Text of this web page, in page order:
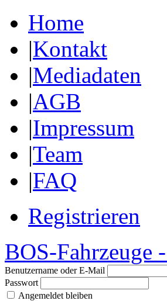
Home
|Kontakt
|Mediadaten
|AGB
|Impressum
|Team
|FAQ
Registrieren
BOS-Fahrzeuge
Benutzername oder E-Mail
Passwort
Angemeldet bleiben